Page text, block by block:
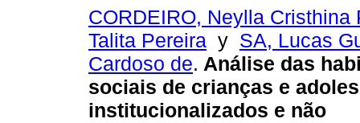
CORDEIRO, Neylla Cristhina
Talita Pereira y SA, Lucas
Cardoso de. Análise das
sociais de crianças e
institucionalizados e não